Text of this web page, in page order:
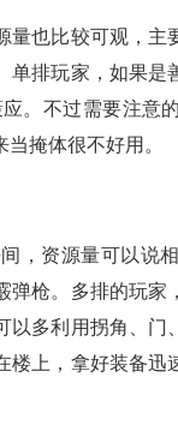
也比较可观，主
排玩家，如果是
。不过需要注意
掩体很不好用。
，资源量可以说
枪。多排的玩家
多利用拐角、门
上，拿好装备迅